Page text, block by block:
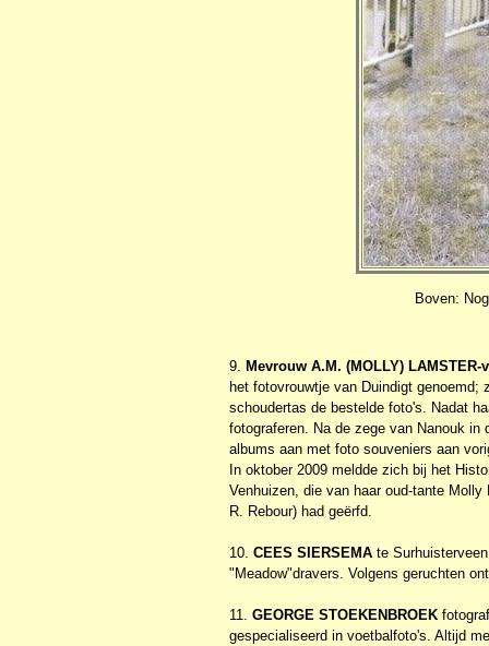
Boven:
9. Mevrouw A.M. (MOLLY) LAMSTER-
het fotovrouwtje van Duindigt
schoudertas de bestelde foto's. Nadat
fotograferen. Na de zege van Nanouk in
albums aan met foto souveniers aan
In oktober 2009 meldde zich bij het
Venhuizen, die van haar oud-tante
R. Rebour) had geërfd.
10.CEES SIERSEMA te
"Meadow"dravers. Volgens geruchten
11.GEORGE STOEKENBROEK
gespecialiseerd in voetbalfoto's. Altijd